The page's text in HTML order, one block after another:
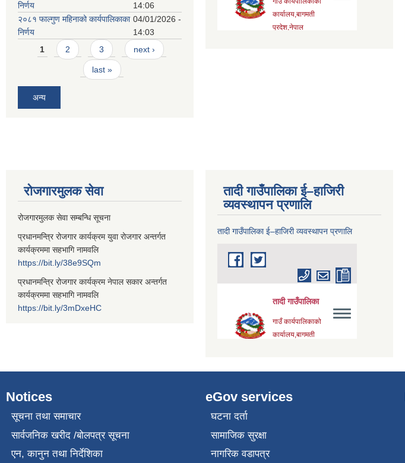
निर्णय
14:06
२०८१ फाल्गुण महिनाको कार्यपालिकाका
निर्णय
04/01/2026 -
14:03
Pages
1 2 3 next ›
last »
अन्य
रोजगारमुलक सेवा
रोजगारमुलक सेवा सम्बन्धि सूचना
प्रधानमन्त्रि रोजगार कार्यक्रम युवा रोजगार अन्तर्गत
कार्यक्रममा सहभागि नामवलि
https://bit.ly/38e9SQm
प्रधानमन्त्रि रोजगार कार्यक्रम नेपाल सकार अन्तर्गत
कार्यक्रममा सहभागि नामवलि
https://bit.ly/3mDxeHC
तादी गाउँपालिका ई–हाजिरी
व्यवस्थापन प्रणालि
तादी गाउँपालिका ई–हाजिरी व्यवस्थापन प्रणालि
Notices
सूचना तथा समाचार
सार्वजनिक खरीद /बोलपत्र सूचना
एन, कानुन तथा निर्देशिका
eGov services
घटना दर्ता
सामाजिक सुरक्षा
नागरिक वडापत्र